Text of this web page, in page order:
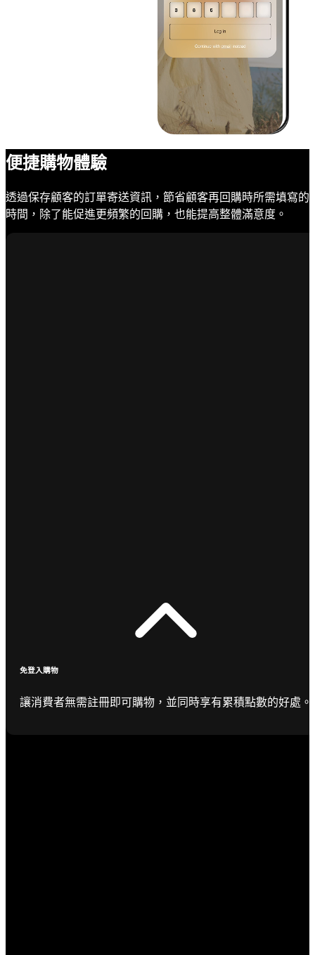
便捷購物體驗
透過保存顧客的訂單寄送資訊，節省顧客再回購時所需填寫的
時間，除了能促進更頻繁的回購，也能提高整體滿意度。
免登入購物
讓消費者無需註冊即可購物，並同時享有累積點數的好處。